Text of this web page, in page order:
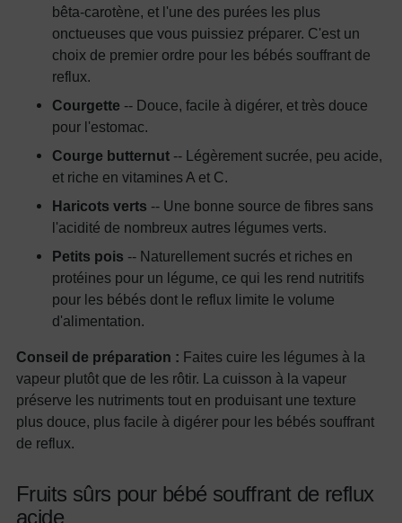
bêta-carotène, et l'une des purées les plus
onctueuses que vous puissiez préparer. C'est un
choix de premier ordre pour les bébés souffrant de
reflux.
Courgette -- Douce, facile à digérer, et très douce
pour l'estomac.
Courge butternut -- Légèrement sucrée, peu acide,
et riche en vitamines A et C.
Haricots verts -- Une bonne source de fibres sans
l'acidité de nombreux autres légumes verts.
Petits pois -- Naturellement sucrés et riches en
protéines pour un légume, ce qui les rend nutritifs
pour les bébés dont le reflux limite le volume
d'alimentation.
Conseil de préparation : Faites cuire les légumes à la
vapeur plutôt que de les rôtir. La cuisson à la vapeur
préserve les nutriments tout en produisant une texture
plus douce, plus facile à digérer pour les bébés souffrant
de reflux.
Fruits sûrs pour bébé souffrant de reflux
acide